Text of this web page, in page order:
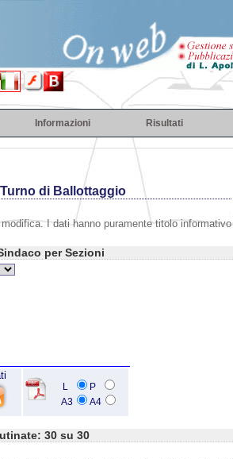
Informazioni Risultati
di Ballottaggio
I dati hanno puramente titolo informativo
per Sezioni
L
P
A3
A4
30 su 30